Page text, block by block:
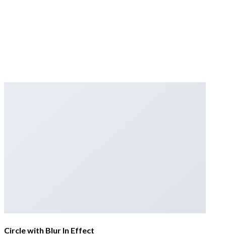
Circle with Blur In Effect